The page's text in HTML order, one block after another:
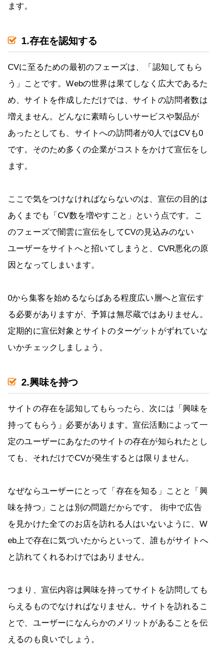
ます。
1.存在を認知する
CVに至るための最初のフェーズは、「認知してもら
う」ことです。Webの世界は果てしなく広大であるた
め、サイトを作成しただけでは、サイトの訪問者数は
増えません。どんなに素晴らしいサービスや製品が
あったとしても、サイトへの訪問者が0人ではCVも0
です。そのため多くの企業がコストをかけて宣伝をし
ます。
ここで気をつけなければならないのは、宣伝の目的は
あくまでも「CV数を増やすこと」という点です。こ
のフェーズで闇雲に宣伝をしてCVの見込みのない
ユーザーをサイトへと招いてしまうと、CVR悪化の原
因となってしまいます。
0から集客を始めるならばある程度広い層へと宣伝す
る必要がありますが、予算は無尽蔵ではありません。
定期的に宣伝対象とサイトのターゲットがずれていな
いかチェックしましょう。
2.興味を持つ
サイトの存在を認知してもらったら、次には「興味を
持ってもらう」必要があります。宣伝活動によって一
定のユーザーにあなたのサイトの存在が知られたとし
ても、それだけでCVが発生するとは限りません。
なぜならユーザーにとって「存在を知る」ことと「興
味を持つ」ことは別の問題だからです。 街中で広告
を見かけた全てのお店を訪れる人はいないように、W
eb上で存在に気づいたからといって、誰もがサイトへ
と訪れてくれるわけではありません。
つまり、宣伝内容は興味を持ってサイトを訪問しても
らえるものでなければなりません。サイトを訪れるこ
とで、ユーザーになんらかのメリットがあることを伝
えるのも良いでしょう。